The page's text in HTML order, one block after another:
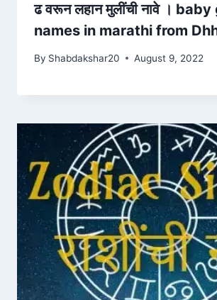
ढ वरून लहान मुलींची नावे ।
names in marathi from
By Shabdakshar20 August 9, 2022